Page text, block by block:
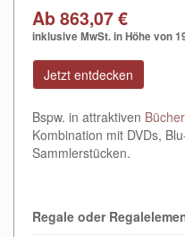
Ab 863,07 €
inklusive MwSt. in Höhe von
Jetzt entdecken
Bspw. in attraktiven
Kombination mit DVDs,
Sammlerstücken.
Regale oder